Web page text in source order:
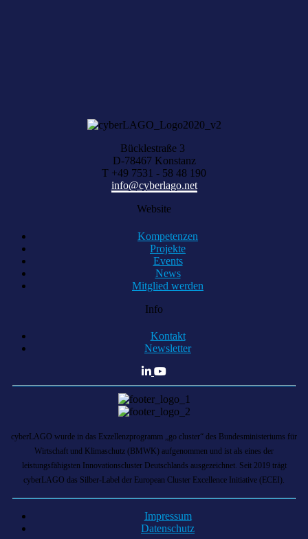
Bücklestraße 3
D-78467 Konstanz
T +49 7531 - 58 48 190
info@cyberlago.net
Website
Kompetenzen
Projekte
Events
News
Mitglied werden
Info
Kontakt
Newsletter
cyberLAGO wurde in das Exzellenzprogramm „go cluster“ des Bundesministeriums für
Wirtschaft und Klimaschutz (BMWK) aufgenommen und ist als eines der
leistungsfähigsten Innovationscluster Deutschlands ausgezeichnet. Seit 2019 trägt
cyberLAGO das Silber-Label der European Cluster Excellence Initiative (ECEI).
Impressum
Datenschutz